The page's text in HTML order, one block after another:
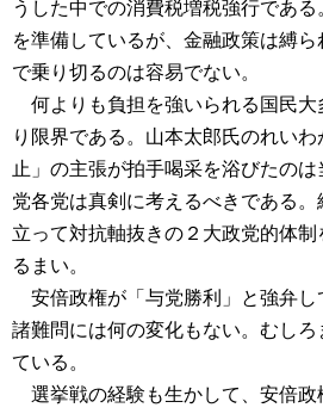
うした中での消費税増税強行であ
を準備しているが、金融政策は縛
で乗り切るのは容易でない。
何よりも負担を強いられる国民大
り限界である。山本太郎氏のれい
止」の主張が拍手喝采を浴びたの
党各党は真剣に考えるべきである
立って対抗軸抜きの２大政党的体
るまい。
安倍政権が「与党勝利」と強弁し
諸難問には何の変化もない。むし
ている。
選挙戦の経験も生かして、安倍政